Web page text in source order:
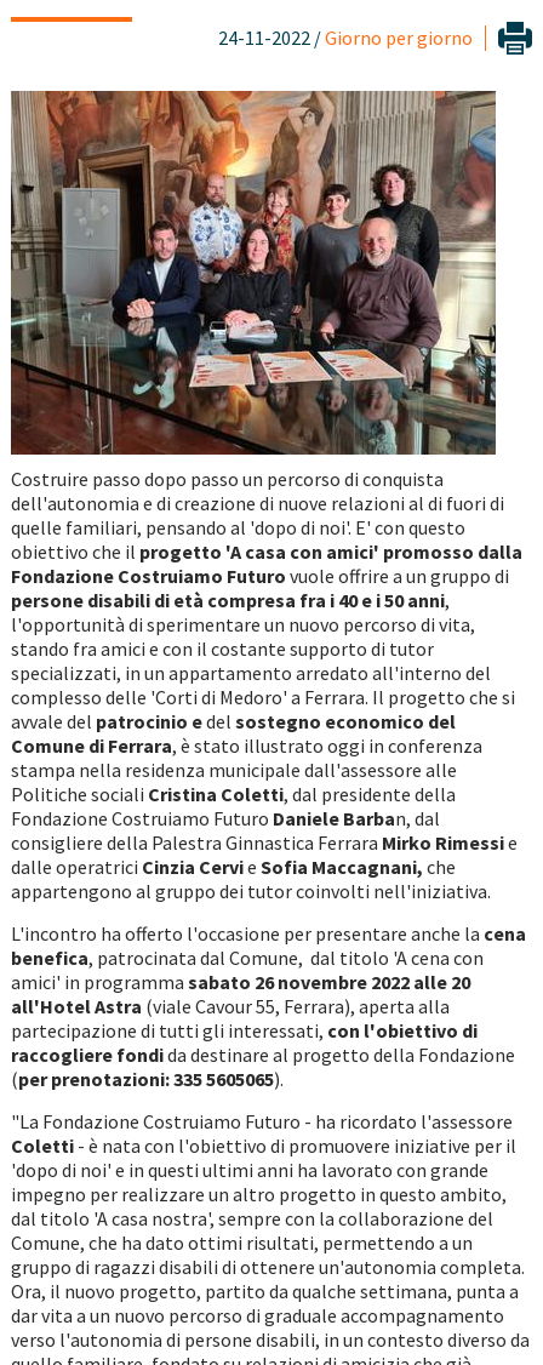
24-11-2022 /Giorno per giorno
Costruire passo dopo passo un percorso di conquista
dell'autonomia e di creazione di nuove relazioni al di fuori di
quelle familiari, pensando al 'dopo di noi'. E' con questo
obiettivo che il progetto 'A casa con amici' promosso dalla
Fondazione Costruiamo Futuro vuole offrire a un gruppo di
persone disabili di età compresa fra i 40 e i 50 anni,
l'opportunità di sperimentare un nuovo percorso di vita,
stando fra amici e con il costante supporto di tutor
specializzati, in un appartamento arredato all'interno del
complesso delle 'Corti di Medoro' a Ferrara. Il progetto che si
avvale del patrocinio edel sostegno economico del
Comune di Ferrara, è stato illustrato oggi in conferenza
stampa nella residenza municipale dall'assessore alle
Politiche sociali Cristina Coletti, dal presidente della
Fondazione Costruiamo Futuro Daniele Barban, dal
consigliere della Palestra Ginnastica Ferrara Mirko Rimessie
dalle operatrici Cinzia Cervie Sofia Maccagnani, che
appartengono al gruppo dei tutor coinvolti nell'iniziativa.
L'incontro ha offerto l'occasione per presentare anche la cena
benefica, patrocinata dal Comune, dal titolo 'A cena con
amici' in programma sabato 26 novembre 2022 alle 20
all'Hotel Astra (viale Cavour 55, Ferrara), aperta alla
partecipazione di tutti gli interessati, con l'obiettivo di
raccogliere fondida destinare al progetto della Fondazione
(per prenotazioni: 335 5605065).
"La Fondazione Costruiamo Futuro - ha ricordato l'assessore
Coletti- è nata con l'obiettivo di promuovere iniziative per il
'dopo di noi' e in questi ultimi anni ha lavorato con grande
impegno per realizzare un altro progetto in questo ambito,
dal titolo 'A casa nostra', sempre con la collaborazione del
Comune, che ha dato ottimi risultati, permettendo a un
gruppo di ragazzi disabili di ottenere un'autonomia completa.
Ora, il nuovo progetto, partito da qualche settimana, punta a
dar vita a un nuovo percorso di graduale accompagnamento
verso l'autonomia di persone disabili, in un contesto diverso da